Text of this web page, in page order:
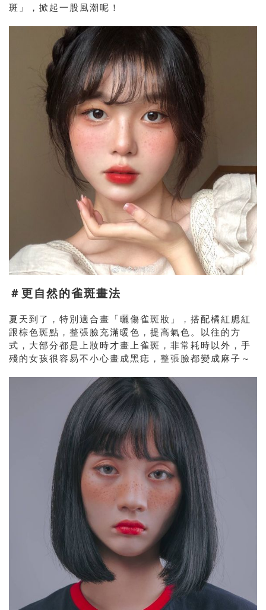
斑」，掀起一股風潮呢！
＃更自然的雀斑畫法
夏天到了，特別適合畫「曬傷雀斑妝」，搭配橘紅腮紅
跟棕色斑點，整張臉充滿暖色，提高氣色。以往的方
式，大部分都是上妝時才畫上雀斑，非常耗時以外，手
殘的女孩很容易不小心畫成黑痣，整張臉都變成麻子～